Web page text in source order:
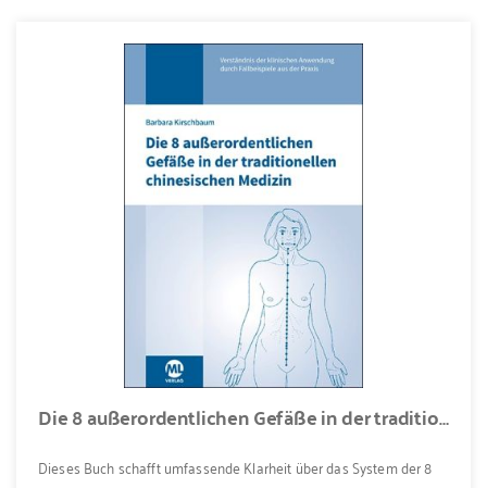
Die 8 außerordentlichen Gefäße in der traditionellen chinesischen Medizin
Dieses Buch schafft umfassende Klarheit über das System der 8